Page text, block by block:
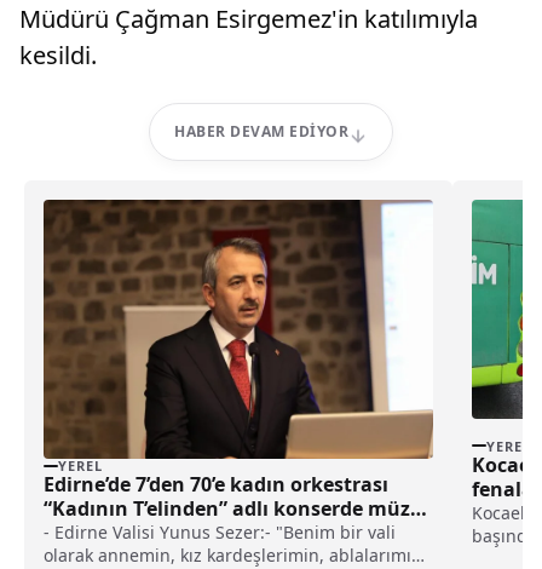
Müdürü Çağman Esirgemez'in katılımıyla
kesildi.
HABER DEVAM EDIYOR
YEREL
Edirne’de 7’den 70’e kadın orkestrası
“Kadının T’elinden” adlı konserde müzik
şöleni yaşattı haberi
- Edirne Valisi Yunus Sezer:- "Benim bir vali
olarak annemin, kız kardeşlerimin, ablalarımın
YEREL